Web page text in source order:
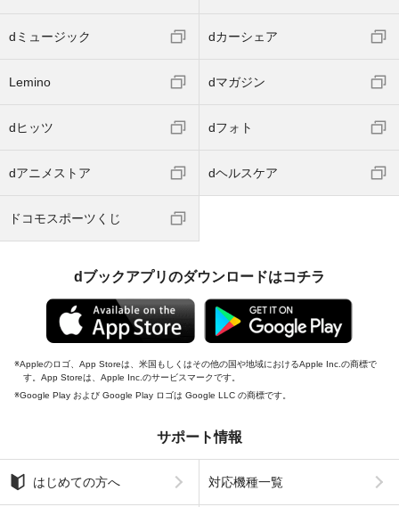
dミュージック dカーシェア
Lemino dマガジン
dヒッツ dフォト
dアニメストア dヘルスケア
ドコモスポーツくじ
dブックアプリのダウンロードはコチラ
Appleのロゴ、App Storeは、米国もしくはその他の国や地域におけるApple Inc.の商標で
す。App Storeは、Apple Inc.のサービスマークです。
Google Play および Google Play ロゴは Google LLC の商標です。
サポート情報
はじめての方へ 対応機種一覧